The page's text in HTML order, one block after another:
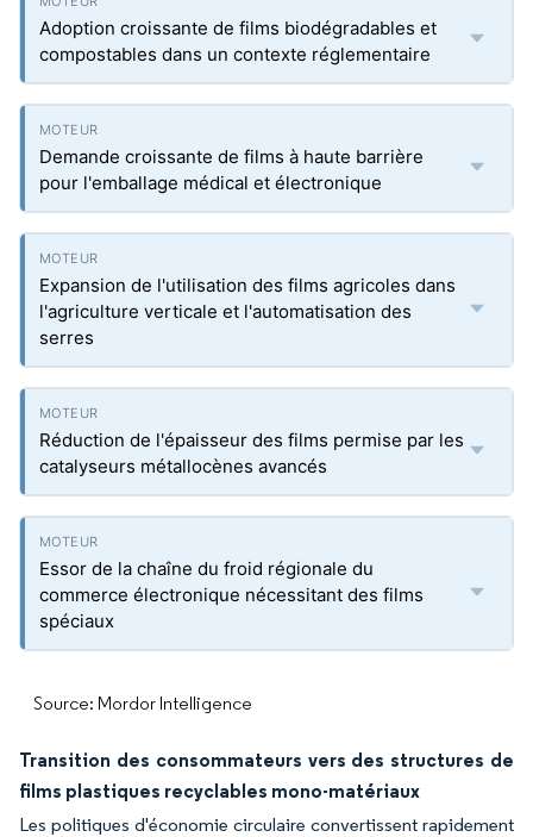
Adoption croissante de films biodégradables et
compostables dans un contexte réglementaire
Demande croissante de films à haute barrière
pour l'emballage médical et électronique
Expansion de l'utilisation des films agricoles dans
l'agriculture verticale et l'automatisation des
serres
Réduction de l'épaisseur des films permise par les
catalyseurs métallocènes avancés
Essor de la chaîne du froid régionale du
commerce électronique nécessitant des films
spéciaux
Source: Mordor Intelligence
Transition des consommateurs vers des structures de
films plastiques recyclables mono-matériaux
Les politiques d'économie circulaire convertissent rapidement